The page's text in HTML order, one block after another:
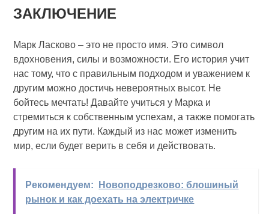
ЗАКЛЮЧЕНИЕ
Марк Ласково – это не просто имя. Это символ
вдохновения, силы и возможности. Его история учит
нас тому, что с правильным подходом и уважением к
другим можно достичь невероятных высот. Не
бойтесь мечтать! Давайте учиться у Марка и
стремиться к собственным успехам, а также помогать
другим на их пути. Каждый из нас может изменить
мир, если будет верить в себя и действовать.
Рекомендуем:
Новоподрезково: блошиный
рынок и как доехать на электричке